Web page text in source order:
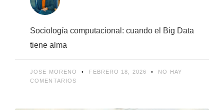
Sociología computacional: cuando el Big Data
tiene alma
JOSE MORENO FEBRERO 18, 2026
NO HAY
COMENTARIOS